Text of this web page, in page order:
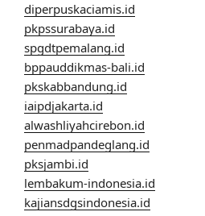
diperpuskaciamis.id
pkpssurabaya.id
spgdtpemalang.id
bppauddikmas-bali.id
pkskabbandung.id
iaipdjakarta.id
alwashliyahcirebon.id
penmadpandeglang.id
pksjambi.id
lembakum-indonesia.id
kajiansdgsindonesia.id